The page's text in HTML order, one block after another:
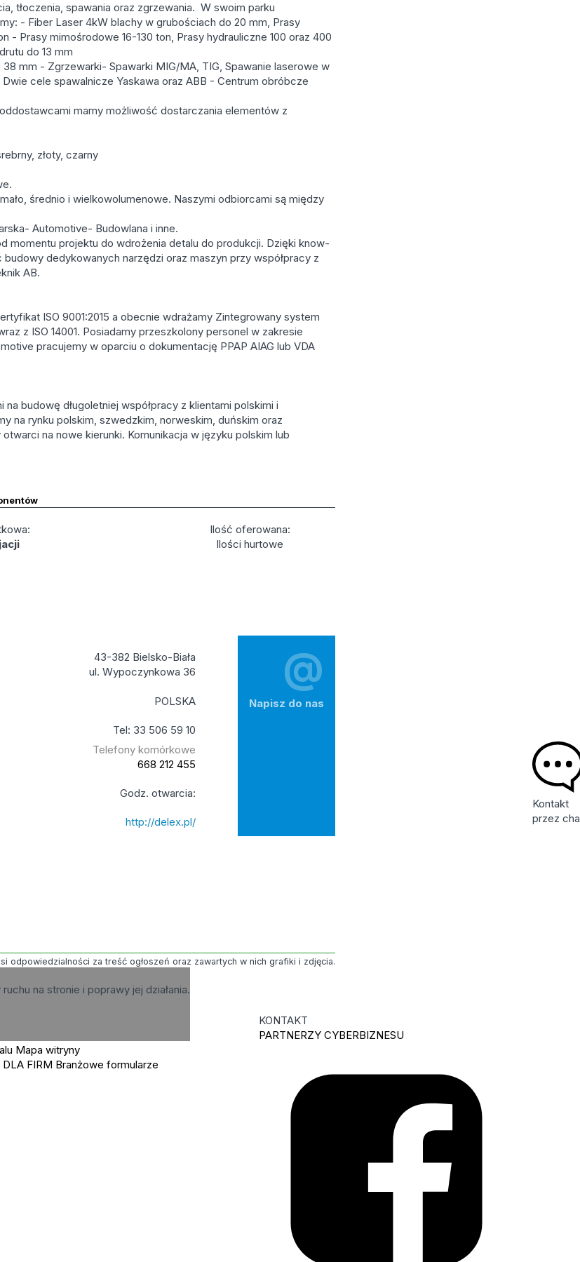
tłoczenia, spawania oraz zgrzewania. W swoim parku
- Fiber Laser 4kW blachy w grubościach do 20 mm, Prasy
- Prasy mimośrodowe 16-130 ton, Prasy hydrauliczne 100 oraz 400
do 13 mm
38 mm - Zgrzewarki- Spawarki MIG/MA, TIG, Spawanie laserowe w
cele spawalnicze Yaskawa oraz ABB - Centrum obróbcze
mamy możliwość dostarczania elementów z
złoty, czarny
średnio i wielkowolumenowe. Naszymi odbiorcami są między
Automotive- Budowlana i inne.
momentu projektu do wdrożenia detalu do produkcji. Dzięki know-
dedykowanych narzędzi oraz maszyn przy współpracy z
AB.
ISO 9001:2015 a obecnie wdrażamy Zintegrowany system
z ISO 14001. Posiadamy przeszkolony personel w zakresie
pracujemy w oparciu o dokumentację PPAP AIAG lub VDA
budowę długoletniej współpracy z klientami polskimi i
na rynku polskim, szwedzkim, norweskim, duńskim oraz
na nowe kierunki. Komunikacja w języku polskim lub
Ilość oferowana:
Ilości hurtowe
43-382 Bielsko-Biała
ul. Wypoczynkowa 36
POLSKA
Tel: 33 506 59 10
Telefony komórkowe
668 212 455
Godz. otwarcia:
http://delex.pl/
@
Napisz do nas
odpowiedzialności za treść ogłoszeń oraz zawartych w nich grafiki i zdjęcia.
Kontakt
przez
na stronie i poprawy jej działania.
Mapa witryny
DLA FIRM Branżowe formularze
KONTAKT
PARTNERZY CYBERBIZNESU